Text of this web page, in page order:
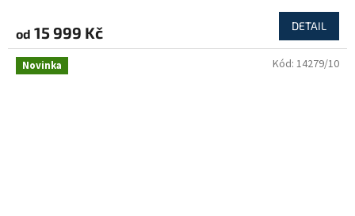
M
A
od 15 999 Kč DETAIL
Novinka Kód: 14279/10